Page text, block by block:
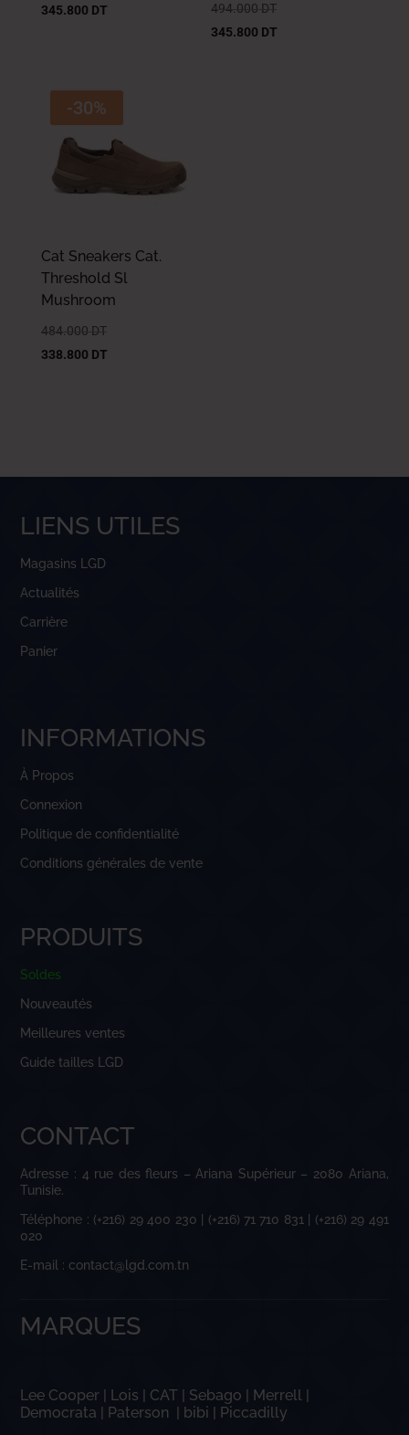
345.800 DT 494.000 DT
345.800 DT
-30%
Cat Sneakers Cat.
Threshold Sl
Mushroom
484.000 DT
338.800 DT
LIENS UTILES
Magasins LGD
Actualités
Carrière
Panier
INFORMATIONS
À Propos
Connexion
Politique de confidentialité
Conditions générales de vente
PRODUITS
Soldes
Nouveautés
Meilleures ventes
Guide tailles LGD
CONTACT
Adresse : 4 rue des fleurs – Ariana Supérieur – 2080 Ariana,
Tunisie.
Téléphone : (+216) 29 400 230 | (+216) 71 710 831 | (+216) 29 491
020
E-mail : contact@lgd.com.tn
MARQUES
Lee Cooper Lois CAT Sebago Merrell
Democrata
Paterson bibi Piccadilly